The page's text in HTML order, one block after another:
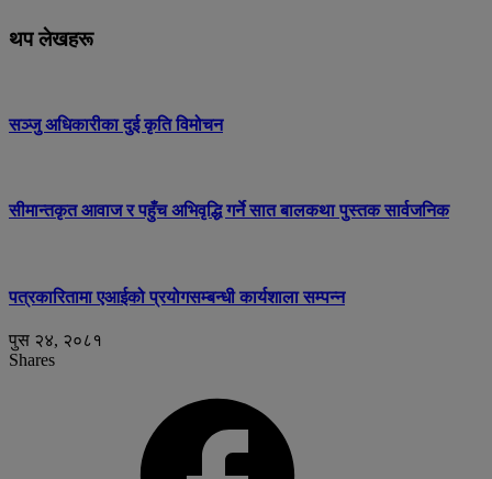
थप लेखहरू
सञ्जु अधिकारीका दुई कृति विमोचन
सीमान्तकृत आवाज र पहुँच अभिवृद्धि गर्ने सात बालकथा पुस्तक सार्वजनिक
पत्रकारितामा एआईको प्रयोगसम्बन्धी कार्यशाला सम्पन्न
पुस २४, २०८१
Shares